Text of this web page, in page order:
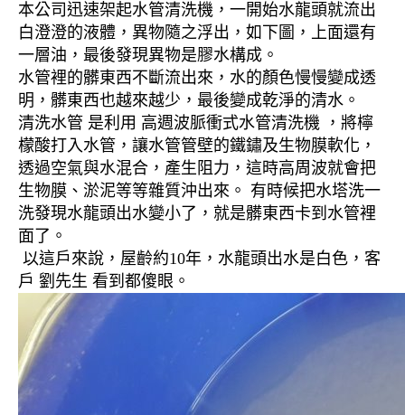
本公司迅速架起水管清洗機，一開始水龍頭就流出
白澄澄的液體，異物隨之浮出，如下圖，上面還有
一層油，最後發現異物是膠水構成。
水管裡的髒東西不斷流出來，水的顏色慢慢變成透
明，髒東西也越來越少，最後變成乾淨的清水。
清洗水管 是利用 高週波脈衝式水管清洗機 ，將檸
檬酸打入水管，讓水管管壁的鐵鏽及生物膜軟化，
透過空氣與水混合，產生阻力，這時高周波就會把
生物膜、淤泥等等雜質沖出來。 有時候把水塔洗一
洗發現水龍頭出水變小了，就是髒東西卡到水管裡
面了。
以這戶來說，屋齡約10年，水龍頭出水是白色，客
戶 劉先生 看到都傻眼。